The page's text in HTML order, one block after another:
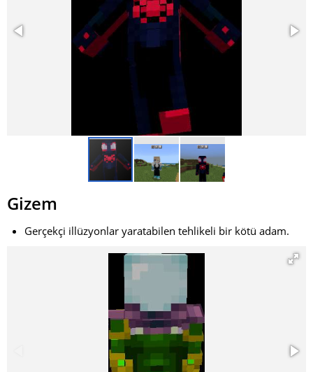
Gizem
Gerçekçi illüzyonlar yaratabilen tehlikeli bir kötü adam.